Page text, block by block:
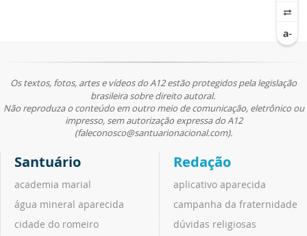
Os textos, fotos, artes e vídeos do A12 estão protegidos pela legislação
brasileira sobre direito autoral.
Não reproduza o conteúdo em outro meio de comunicação, eletrônico ou
impresso, sem autorização expressa do A12
(faleconosco@santuarionacional.com).
Santuário
academia marial
água mineral aparecida
cidade do romeiro
Redação
aplicativo aparecida
campanha da fraternidade
dúvidas religiosas